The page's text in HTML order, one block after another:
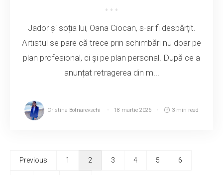
Jador și soția lui, Oana Ciocan, s-ar fi despărțit.
Artistul se pare că trece prin schimbări nu doar pe
plan profesional, ci și pe plan personal. După ce a
anunțat retragerea din m...
Cristina Botnarevschi 18 martie 2026 3 min read
Previous 1 2 3 4 5 6